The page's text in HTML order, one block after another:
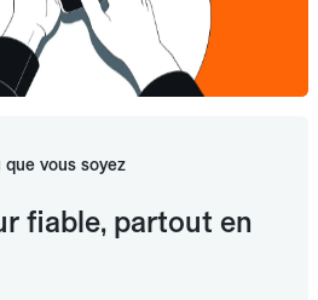
vous soyez
fiable, partout en